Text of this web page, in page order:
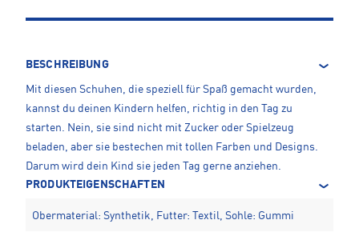
BESCHREIBUNG
Mit diesen Schuhen, die speziell für Spaß gemacht wurden,
kannst du deinen Kindern helfen, richtig in den Tag zu
starten. Nein, sie sind nicht mit Zucker oder Spielzeug
beladen, aber sie bestechen mit tollen Farben und Designs.
Darum wird dein Kind sie jeden Tag gerne anziehen.
PRODUKTEIGENSCHAFTEN
Obermaterial: Synthetik, Futter: Textil, Sohle: Gummi